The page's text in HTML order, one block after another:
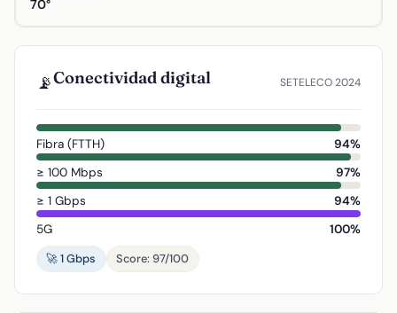
70°
📡Conectividad digital SETELECO 2024
Fibra (FTTH)
94%
≥ 100 Mbps
97%
≥ 1 Gbps
94%
5G
100%
🚀 1 Gbps
Score: 97/100